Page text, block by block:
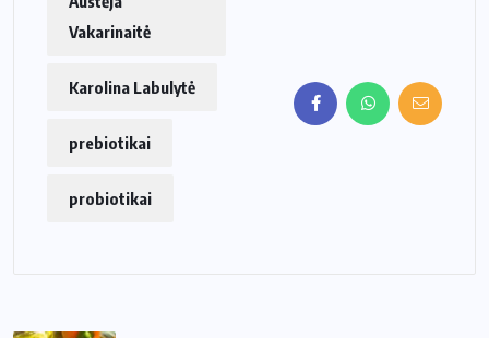
Vakarinaitė
Karolina Labulytė
prebiotikai
probiotikai